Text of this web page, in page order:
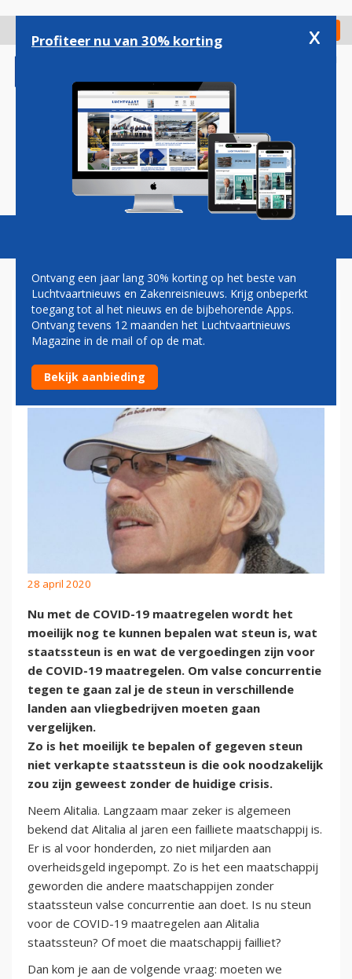
gaan
Check in
Magazine Podcasts Vacatures
PAUL GROVE: CONCURRENTIE
EN
CONCURRENTIEVERVALSING
28 april 2020
Nu met de COVID-19 maatregelen wordt het
moeilijk nog te kunnen bepalen wat steun is, wat
staatssteun is en wat de vergoedingen zijn voor
de COVID-19 maatregelen. Om valse concurrentie
tegen te gaan zal je de steun in verschillende
landen aan vliegbedrijven moeten gaan
vergelijken.
Zo is het moeilijk te bepalen of gegeven steun
niet verkapte staatssteun is die ook noodzakelijk
zou zijn geweest zonder de huidige crisis.
Neem Alitalia. Langzaam maar zeker is algemeen
bekend dat Alitalia al jaren een failliete maatschappij is.
Er is al voor honderden, zo niet miljarden aan
overheidsgeld ingepompt. Zo is het een maatschappij
geworden die andere maatschappijen zonder
staatssteun valse concurrentie aan doet. Is nu steun
voor de COVID-19 maatregelen aan Alitalia
staatssteun? Of moet die maatschappij failliet?
Dan kom je aan de volgende vraag: moeten we
Profiteer nu van 30% korting x
Ontvang een jaar lang 30% korting op het beste van
Luchtvaartnieuws en Zakenreisnieuws. Krijg onbeperkt
toegang tot al het nieuws en de bijbehorende Apps.
Ontvang tevens 12 maanden het Luchtvaartnieuws
Magazine in de mail of op de mat.
Bekijk aanbieding